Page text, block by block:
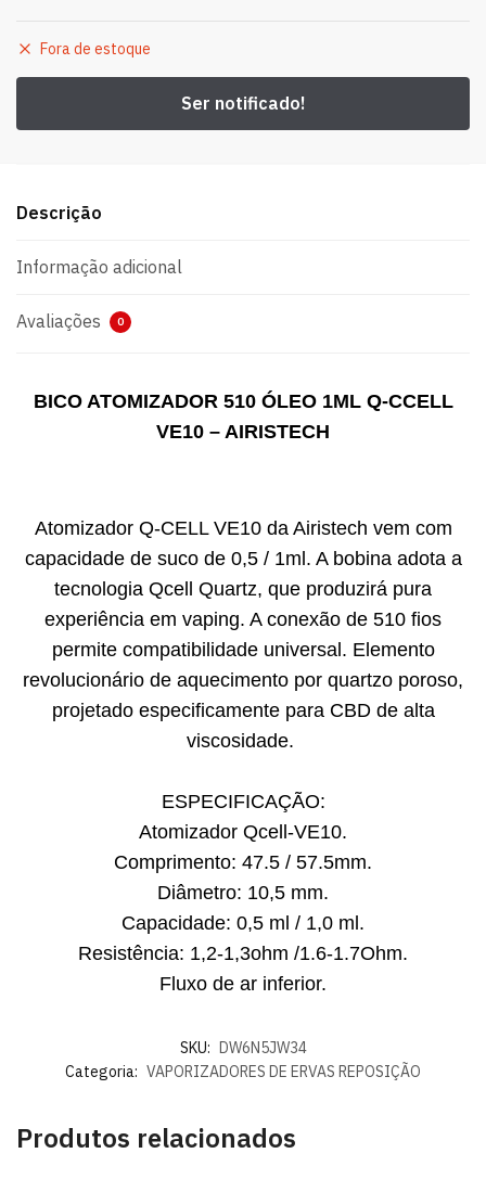
Fora de estoque
Descrição
Informação adicional
Avaliações 0
BICO ATOMIZADOR 510 ÓLEO 1ML Q-CCELL
VE10 – AIRISTECH
Atomizador Q-CELL VE10 da Airistech vem com
capacidade de suco de 0,5 / 1ml. A bobina adota a
tecnologia Qcell Quartz, que produzirá pura
experiência em vaping. A conexão de 510 fios
permite compatibilidade universal. Elemento
revolucionário de aquecimento por quartzo poroso,
projetado especificamente para CBD de alta
viscosidade.
ESPECIFICAÇÃO:
Atomizador Qcell-VE10.
Comprimento: 47.5 / 57.5mm.
Diâmetro: 10,5 mm.
Capacidade: 0,5 ml / 1,0 ml.
Resistência: 1,2-1,3ohm /1.6-1.7Ohm.
Fluxo de ar inferior.
SKU:
DW6N5JW34
Categoria: VAPORIZADORES DE ERVAS REPOSIÇÃO
Produtos relacionados